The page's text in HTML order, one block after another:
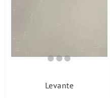
Levante